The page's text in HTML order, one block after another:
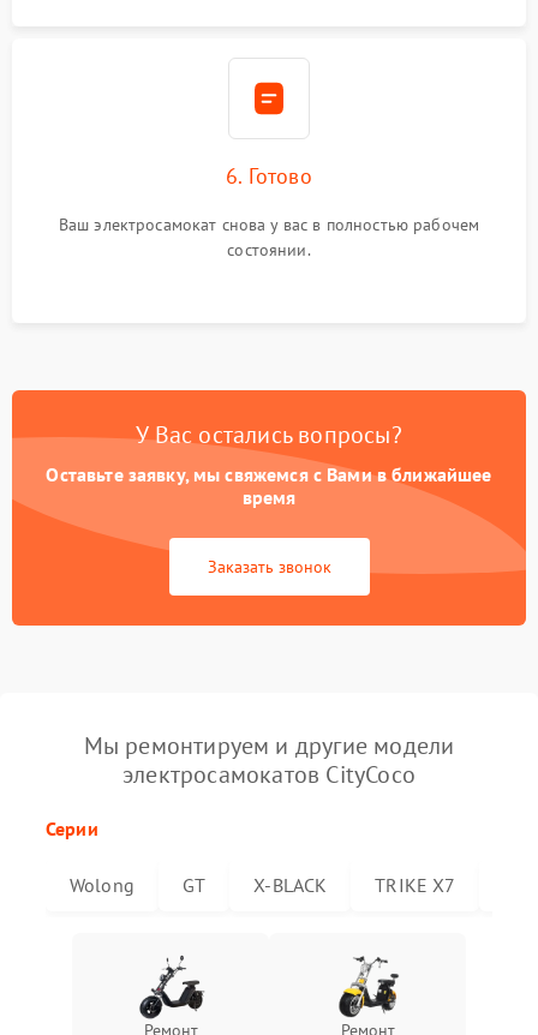
6. Готово
Ваш электросамокат снова у вас в полностью рабочем
состоянии.
У Вас остались вопросы?
Оставьте заявку, мы свяжемся с Вами в ближайшее
время
Заказать звонок
Мы ремонтируем и другие модели
электросамокатов CityCoco
Серии
Wolong GT X-BLACK TRIKE X7
Ремонт
Ремонт